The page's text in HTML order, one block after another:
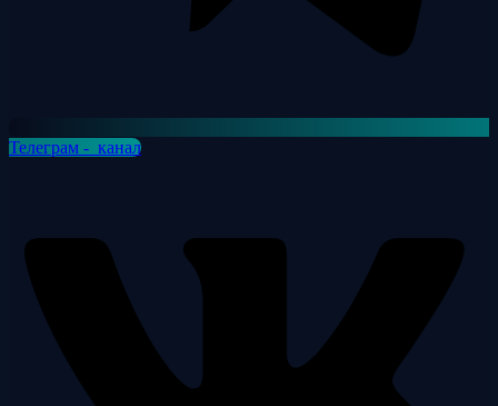
Телеграм - канал